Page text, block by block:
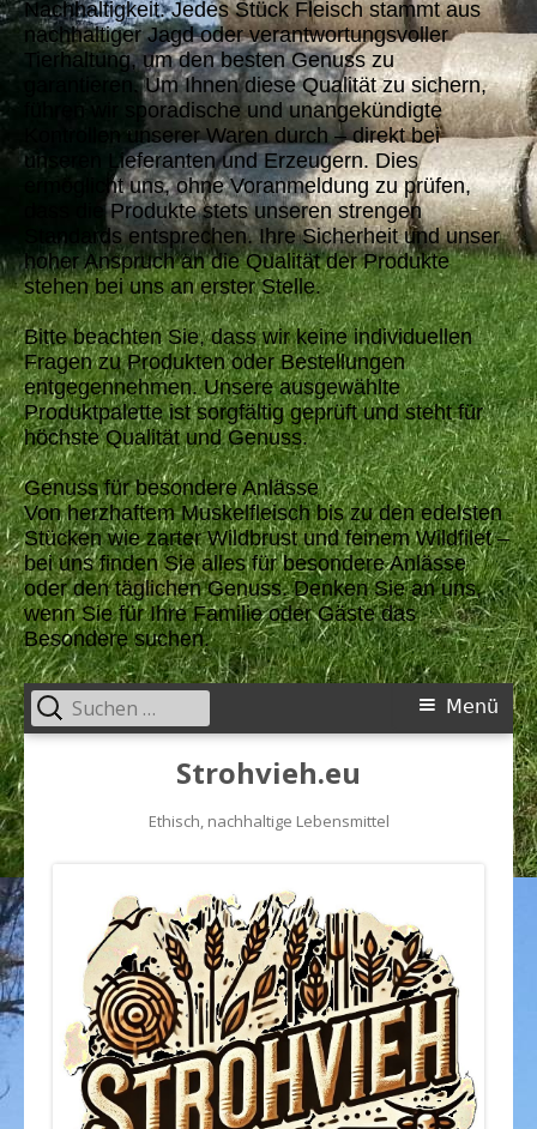
Nachhaltigkeit. Jedes Stück Fleisch stammt aus
nachhaltiger Jagd oder verantwortungsvoller
Tierhaltung, um den besten Genuss zu
garantieren. Um Ihnen diese Qualität zu sichern,
führen wir sporadische und unangekündigte
Kontrollen unserer Waren durch – direkt bei
unseren Lieferanten und Erzeugern. Dies
ermöglicht uns, ohne Voranmeldung zu prüfen,
dass die Produkte stets unseren strengen
Standards entsprechen. Ihre Sicherheit und unser
hoher Anspruch an die Qualität der Produkte
stehen bei uns an erster Stelle.
Bitte beachten Sie, dass wir keine individuellen
Fragen zu Produkten oder Bestellungen
entgegennehmen. Unsere ausgewählte
Produktpalette ist sorgfältig geprüft und steht für
höchste Qualität und Genuss.
Genuss für besondere Anlässe
Von herzhaftem Muskelfleisch bis zu den edelsten
Stücken wie zarter Wildbrust und feinem Wildfilet –
bei uns finden Sie alles für besondere Anlässe
oder den täglichen Genuss. Denken Sie an uns,
wenn Sie für Ihre Familie oder Gäste das
Besondere suchen.